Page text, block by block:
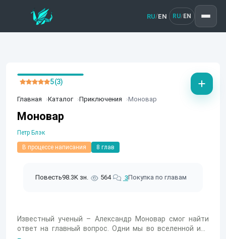
RU/EN RU/ EN
Главная Каталог Приключения Моновар
Моновар
Петр Блэк
В процессе написания 8 глав
Повесть98.3K зн. 564 3Покупка по главам
5 (3)
Известный ученый – Александр Моновар смог найти
ответ на главный вопрос. Одни мы во вселенной или